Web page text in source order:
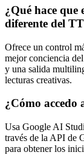
¿Qué hace que
diferente del
Ofrece un control
mejor conciencia
y una salida
lecturas creativas.
¿Cómo accedo
Usa Google AI
través de la API de
para obtener los